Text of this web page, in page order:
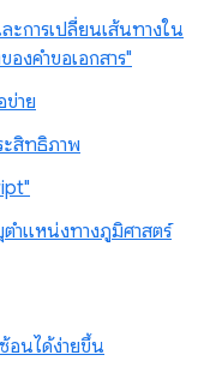
ะการเปลี่ยนเส้นทางใน
งคำขอเอกสาร"
ข่าย
สิทธิภาพ
ตำแหน่งทางภูมิศาสตร์
อนได้ง่ายขึ้น